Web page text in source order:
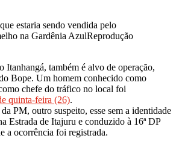
estaria sendo vendida pelo
na Gardênia AzulReprodução
também é alvo de operação,
Bope. Um homem conhecido como
chefe do tráfico no local foi
quinta-feira (26).
PM, outro suspeito, esse sem a identidade
Estrada de Itajuru e conduzido à 16ª DP
a ocorrência foi registrada.